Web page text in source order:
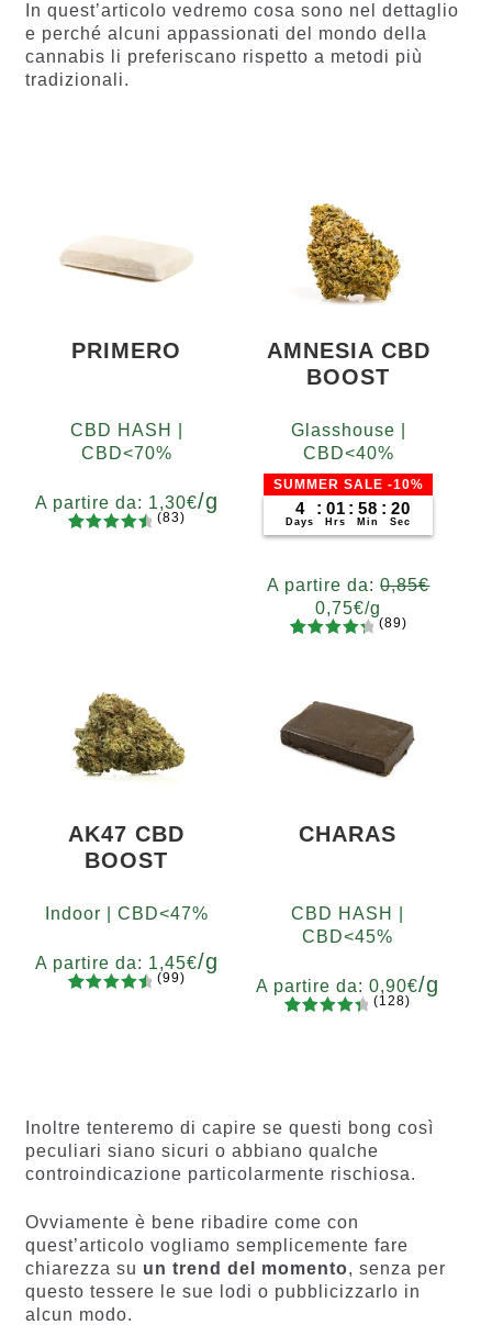
In quest’articolo vedremo cosa sono nel dettaglio
e perché alcuni appassionati del mondo della
cannabis li preferiscano rispetto a metodi più
tradizionali.
PRIMERO
CBD HASH |
CBD<70%
A partire da: 1,30€/g
(83)
AMNESIA CBD
BOOST
Glasshouse |
CBD<40%
SUMMER SALE -10%
4
Days
: 01
Hrs
: 58
Min
: 19
Sec
A partire da:0,85€
0,75€/g
su base
recensio
(89)
AK47 CBD
BOOST
Indoor | CBD<47%
A partire da: 1,45€/g
i
(99)
CHARAS
CBD HASH |
CBD<45%
A partire da:0,90€/g
recensio
ni
(128)
Inoltre tenteremo di capire se questi bong così
peculiari siano sicuri o abbiano qualche
controindicazione particolarmente rischiosa.
Ovviamente è bene ribadire come con
quest’articolo vogliamo semplicemente fare
chiarezza su un trend del momento, senza per
questo tessere le sue lodi o pubblicizzarlo in
alcun modo.